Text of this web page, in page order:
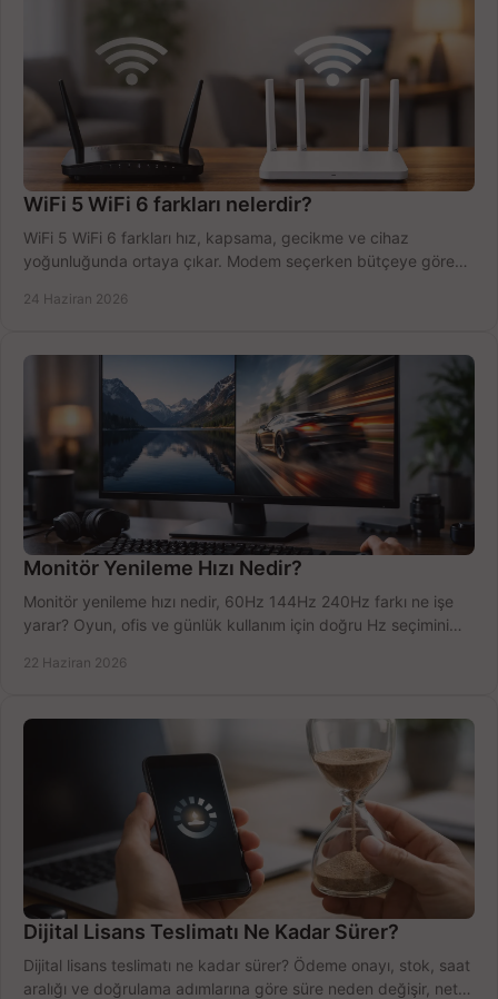
WiFi 5 WiFi 6 farkları nelerdir?
WiFi 5 WiFi 6 farkları hız, kapsama, gecikme ve cihaz
yoğunluğunda ortaya çıkar. Modem seçerken bütçeye göre
24 Haziran 2026
Monitör Yenileme Hızı Nedir?
Monitör yenileme hızı nedir, 60Hz 144Hz 240Hz farkı ne işe
yarar? Oyun, ofis ve günlük kullanım için doğru Hz seçimini
22 Haziran 2026
Dijital Lisans Teslimatı Ne Kadar Sürer?
Dijital lisans teslimatı ne kadar sürer? Ödeme onayı, stok, saat
aralığı ve doğrulama adımlarına göre süre neden değişir, net